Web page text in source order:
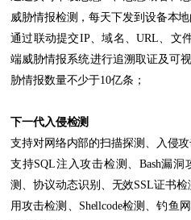
威胁情报检测，每天下发到设备本
通过联动提交IP、域名、URL、文
端威胁情报系统进行追溯取证及可
胁情报数量不少于10亿条；
下一代入侵检测
支持对网络内部的扫描探测、入侵
支持SQL注入攻击检测、Bash漏
测、协议动态识别、无效SSL证书
用攻击检测、Shellcode检测、钓鱼